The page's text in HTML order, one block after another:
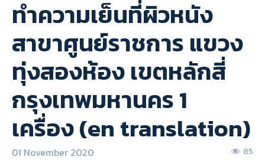
ทำความเย็นที่ผิวหนัง
สาขาศูนย์ราชการ แขวง
ทุ่งสองห้อง เขตหลักสี่
กรุงเทพมหานคร 1
เครื่อง (en translation)
01 November 2020 85